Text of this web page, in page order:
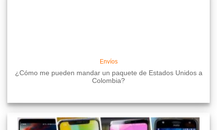
Envíos
¿Cómo me pueden mandar un paquete de Estados Unidos a
Colombia?